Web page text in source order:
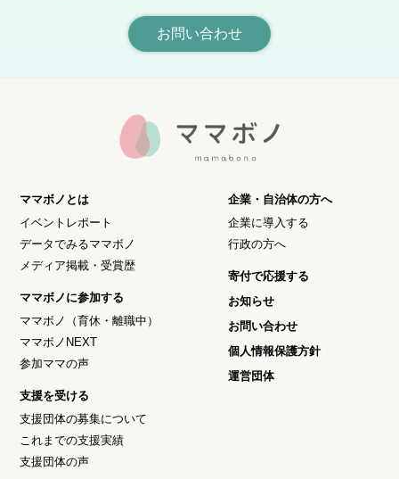
お問い合わせ
ママボノとは
イベントレポート
データでみるママボノ
メディア掲載・受賞歴
ママボノに参加する
ママボノ（育休・離職中）
ママボノNEXT
参加ママの声
支援を受ける
支援団体の募集について
これまでの支援実績
支援団体の声
企業・自治体の方へ
企業に導入する
行政の方へ
寄付で応援する
お知らせ
お問い合わせ
個人情報保護方針
運営団体